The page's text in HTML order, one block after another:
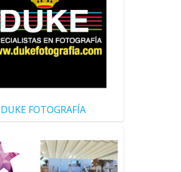
DUKE FOTOGRAFÍA